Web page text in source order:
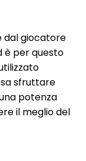
dal giocatore
è per questo
sfruttare
potenza
il meglio del